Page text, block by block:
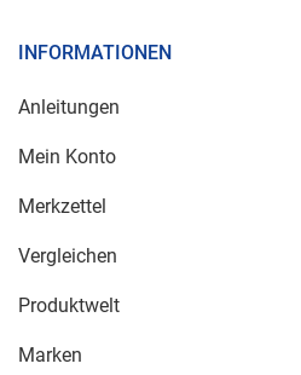
INFORMATIONEN
Anleitungen
Mein Konto
Merkzettel
Vergleichen
Produktwelt
Marken